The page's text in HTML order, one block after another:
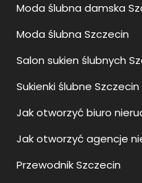
Moda ślubna damska
Moda ślubna Szczecin
Salon sukien ślubnych
Sukienki ślubne Szczecin
Jak otworzyć biuro
Jak otworzyć agencje
Przewodnik Szczecin